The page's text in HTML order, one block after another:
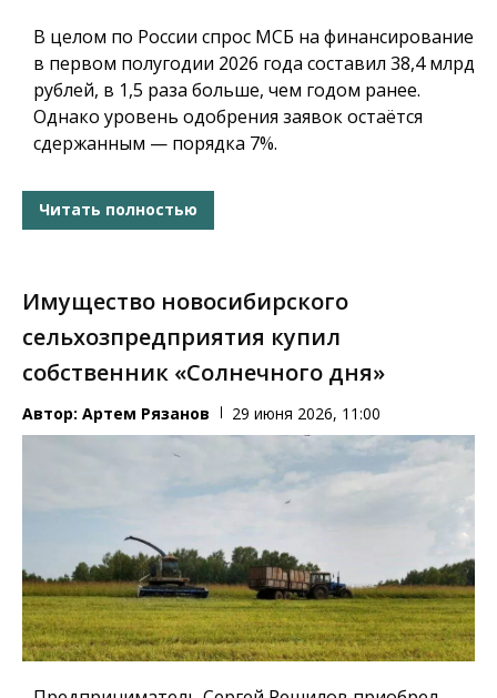
В целом по России спрос МСБ на финансирование
в первом полугодии 2026 года составил 38,4 млрд
рублей, в 1,5 раза больше, чем годом ранее.
Однако уровень одобрения заявок остаётся
сдержанным — порядка 7%.
Читать полностью
Имущество новосибирского
сельхозпредприятия купил
собственник «Солнечного дня»
Автор: Артем Рязанов 29 июня 2026, 11:00